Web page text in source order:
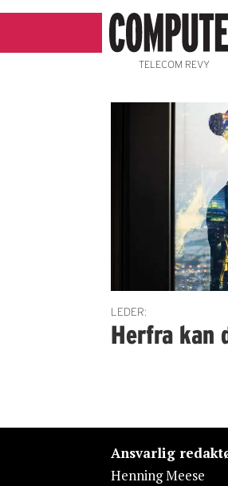
TELECOM REVY
utfordringer
LEDER:
Herfra kan
Ansvarlig
Henning Meese